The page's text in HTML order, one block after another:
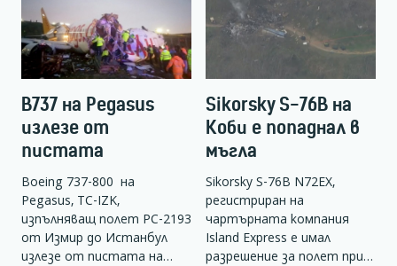
B737 на Pegasus
излезе от
пистата
Boeing 737-800 на
Pegasus, TC-IZK,
изпълняващ полет PC-2193
от Измир до Истанбул
излезе от пистата на…
Sikorsky S-76B на
Коби е попаднал в
мъгла
Sikorsky S-76B N72EX,
регистриран на
чартърната компания
Island Express е имал
разрешение за полет при…